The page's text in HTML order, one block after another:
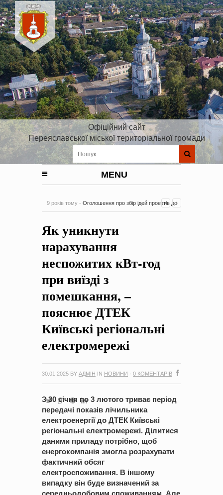
Офіційний сайт
Переяславської міської територіальної громади
MENU
9 років тому - Оголошення про збір ідей проектів до
на період 2018 – 2020 роки Оголошення про збір ідей
проектів
0 Коментарів
Як уникнути
нарахування
неспожитих кВт-год
при виїзді з
помешкання, –
пояснює ДТЕК
Київські регіональні
електромережі
30.01.2025 BY АДМІН IN НОВИНИ · 0 КОМЕНТАРІВ
З 30 січня по 3 лютого триває період
передачі показів лічильника
електроенергії до ДТЕК Київські
регіональні електромережі. Ділитися
даними приладу потрібно, щоб
енергокомпанія змогла розрахувати
фактичний обсяг
електроспоживання. В іншому
випадку він буде визначений за
середньодобовим споживанням. Але